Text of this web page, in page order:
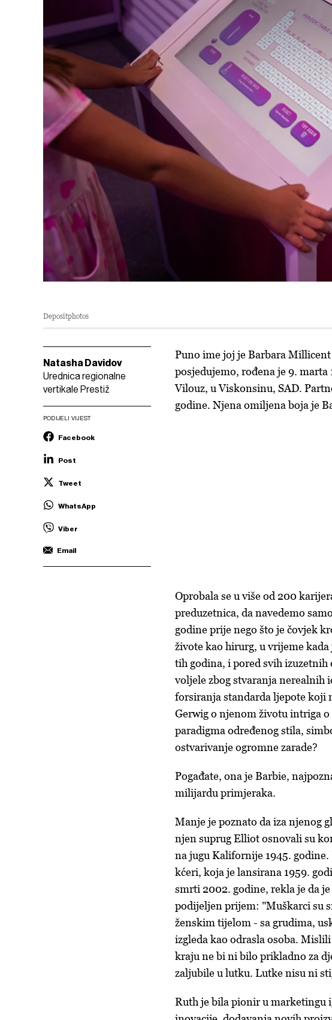
Depositphotos
Natasha Davidov
Urednica regionalne
vertikale Prestiž
PODIJELI VIJEST
Facebook
Post
Tweet
WhatsApp
Viber
Email
Puno ime joj je Barbara
posjedujemo, rođena je 9.
Vilouz, u Viskonsinu, SAD.
godine. Njena omiljena boja je
Oprobala se u više od 200
preduzetnica, da navedemo
godine prije nego što je čovjek
živote kao hirurg, u vrijeme
tih godina, i pored svih
voljele zbog stvaranja nerealnih
forsiranja standarda ljepote
Gerwig o njenom životu intriga o
paradigma određenog stila,
ostvarivanje ogromne zarade?
Pogađate, ona je Barbie,
milijardu primjeraka.
Manje je poznato da iza njenog
njen suprug Elliot osnovali su
na jugu Kalifornije 1945.
kćeri, koja je lansirana 1959.
smrti 2002. godine, rekla je da
podijeljen prijem: "Muškarci su
ženskim tijelom - sa grudima,
izgleda kao odrasla osoba.
kraju ne bi ni bilo prikladno za
zaljubile u lutku. Lutke nisu ni
Ruth je bila pionir u marketingu